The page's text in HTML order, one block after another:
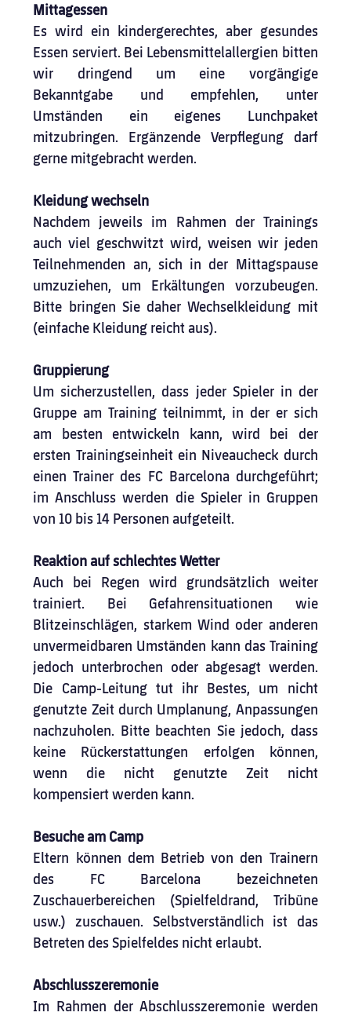
Mittagessen
Es wird ein kindergerechtes, aber gesundes
Essen serviert. Bei Lebensmittelallergien bitten
wir dringend um eine vorgängige
Bekanntgabe und empfehlen, unter
Umständen ein eigenes Lunchpaket
mitzubringen. Ergänzende Verpflegung darf
gerne mitgebracht werden.
Kleidung wechseln
Nachdem jeweils im Rahmen der Trainings
auch viel geschwitzt wird, weisen wir jeden
Teilnehmenden an, sich in der Mittagspause
umzuziehen, um Erkältungen vorzubeugen.
Bitte bringen Sie daher Wechselkleidung mit
(einfache Kleidung reicht aus).
Gruppierung
Um sicherzustellen, dass jeder Spieler in der
Gruppe am Training teilnimmt, in der er sich
am besten entwickeln kann, wird bei der
ersten Trainingseinheit ein Niveaucheck durch
einen Trainer des FC Barcelona durchgeführt;
im Anschluss werden die Spieler in Gruppen
von 10 bis 14 Personen aufgeteilt.
Reaktion auf schlechtes Wetter
Auch bei Regen wird grundsätzlich weiter
trainiert. Bei Gefahrensituationen wie
Blitzeinschlägen, starkem Wind oder anderen
unvermeidbaren Umständen kann das Training
jedoch unterbrochen oder abgesagt werden.
Die Camp-Leitung tut ihr Bestes, um nicht
genutzte Zeit durch Umplanung, Anpassungen
nachzuholen. Bitte beachten Sie jedoch, dass
keine Rückerstattungen erfolgen können,
wenn die nicht genutzte Zeit nicht
kompensiert werden kann.
Besuche am Camp
Eltern können dem Betrieb von den Trainern
des FC Barcelona bezeichneten
Zuschauerbereichen (Spielfeldrand, Tribüne
usw.) zuschauen. Selbstverständlich ist das
Betreten des Spielfeldes nicht erlaubt.
Abschlusszeremonie
Im Rahmen der Abschlusszeremonie werden